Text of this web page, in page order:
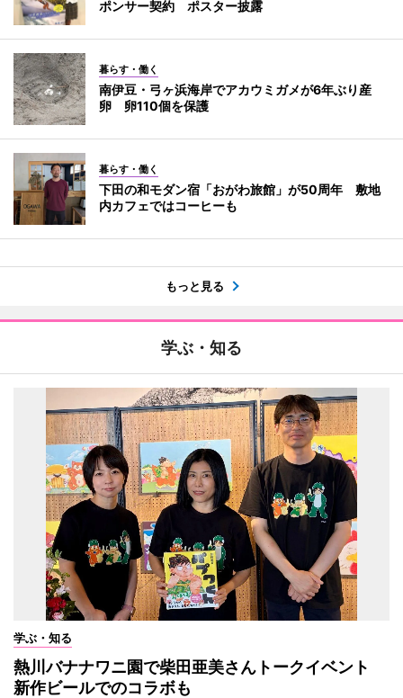
ポンサー契約 ポスター披露
暮らす・働く
南伊豆・弓ヶ浜海岸でアカウミガメが6年ぶり産
卵 卵110個を保護
暮らす・働く
下田の和モダン宿「おがわ旅館」が50周年 敷地
内カフェではコーヒーも
もっと見る
学ぶ・知る
学ぶ・知る
熱川バナナワニ園で柴田亜美さんトークイベント
新作ビールでのコラボも